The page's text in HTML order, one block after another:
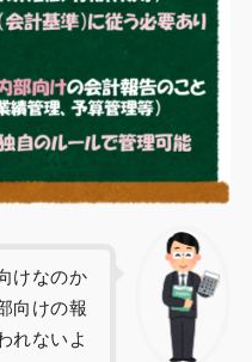
けなのか
向けの報
れないよ